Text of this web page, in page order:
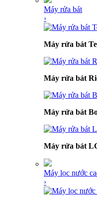
Máy rửa bát
›
Máy rửa bát
Máy rửa bát
Máy rửa bát
Máy rửa bát
Máy lọc nước
›